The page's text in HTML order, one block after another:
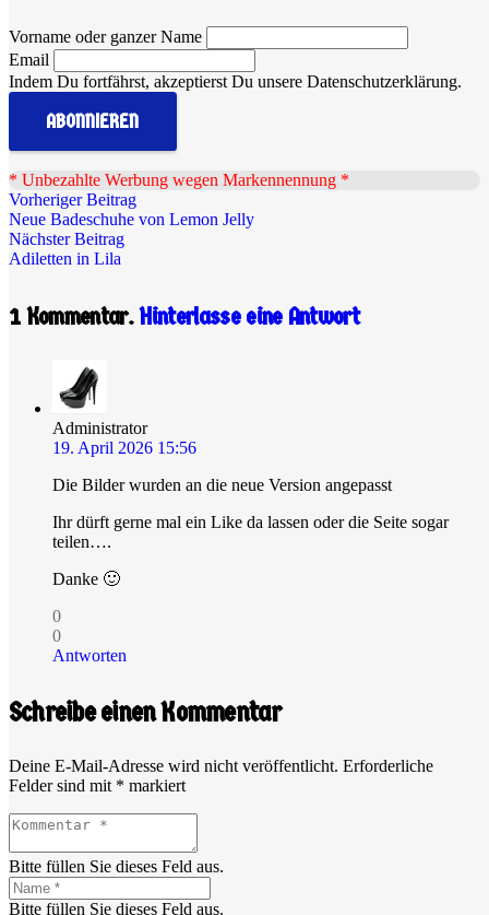
Vorname oder ganzer Name
Email
Indem Du fortfährst, akzeptierst Du unsere Datenschutzerklärung.
* Unbezahlte Werbung wegen Markennennung *
Vorheriger Beitrag
Neue Badeschuhe von Lemon Jelly
Nächster Beitrag
Adiletten in Lila
1Kommentar. Hinterlasse eine Antwort
Administrator
19. April 2026 15:56
Die Bilder wurden an die neue Version angepasst
Ihr dürft gerne mal ein Like da lassen oder die Seite sogar
teilen….
Danke 🙂
0
0
Antworten
Schreibe einen Kommentar
Deine E-Mail-Adresse wird nicht veröffentlicht. Erforderliche
Felder sind mit * markiert
Bitte füllen Sie dieses Feld aus.
Bitte füllen Sie dieses Feld aus.